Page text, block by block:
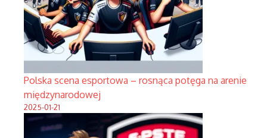
Polska scena esportowa – rosnąca potęga na arenie
międzynarodowej
2025-01-21